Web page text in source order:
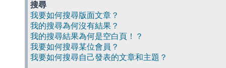
搜尋
我要如何搜尋版面文章？
我的搜尋為何沒有結果？
我的搜尋結果為何是空白頁！？
我要如何搜尋某位會員？
我要如何搜尋自己發表的文章和主題？